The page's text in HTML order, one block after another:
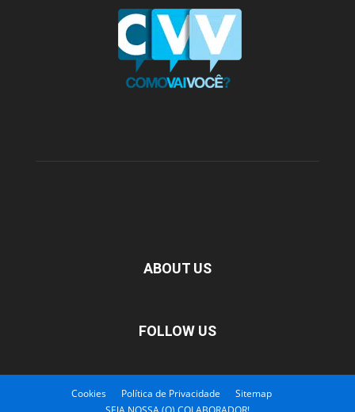
ABOUT US
FOLLOW US
Cookies Política de Privacidade
Sitemap